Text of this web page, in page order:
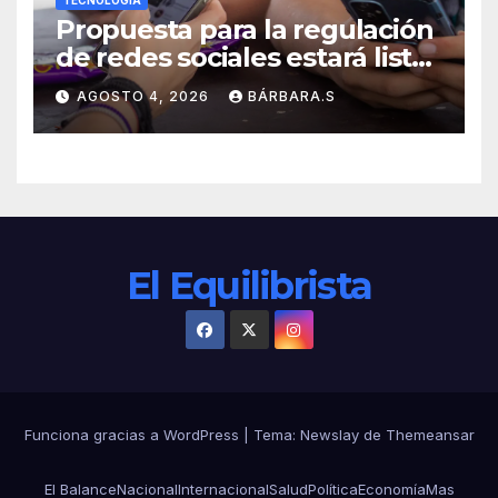
Propuesta para la regulación
de redes sociales estará lista
a finales de agosto:
Sheinbaum
AGOSTO 4, 2026 BÁRBARA.S
El Equilibrista
Funciona gracias a WordPress Tema: Newslayde Themeansar
El BalanceNacionalInternacionalSaludPolíticaEconomíaMas